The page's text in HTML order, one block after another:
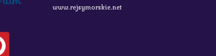
www.rejsymorskie.net